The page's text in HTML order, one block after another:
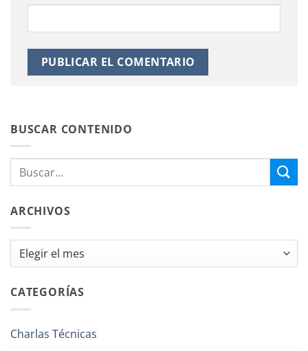
BUSCAR CONTENIDO
ARCHIVOS
Archivos
CATEGORÍAS
Charlas Técnicas